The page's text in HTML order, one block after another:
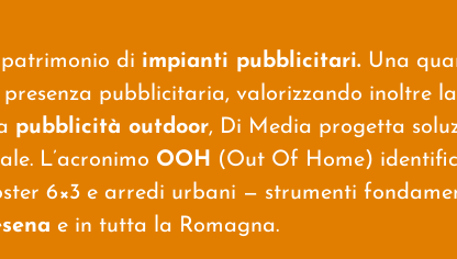
di impianti pubblicitari. Una
presenza pubblicitaria, valorizzando inoltre
pubblicità outdoor, Di Media progetta
L’acronimo OOH (Out Of Home)
6×3 e arredi urbani — strumenti
e in tutta la Romagna.